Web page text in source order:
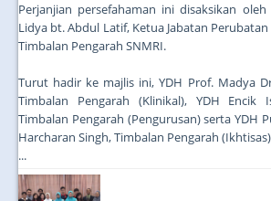
Perjanjian persefahaman ini disaksikan
Lidya bt. Abdul Latif, Ketua Jabatan
Timbalan Pengarah SNMRI.
Turut hadir ke majlis ini, YDH Prof. Madya
Timbalan Pengarah (Klinikal), YDH Encik
Timbalan Pengarah (Pengurusan) serta YDH
Harcharan Singh, Timbalan Pengarah
...